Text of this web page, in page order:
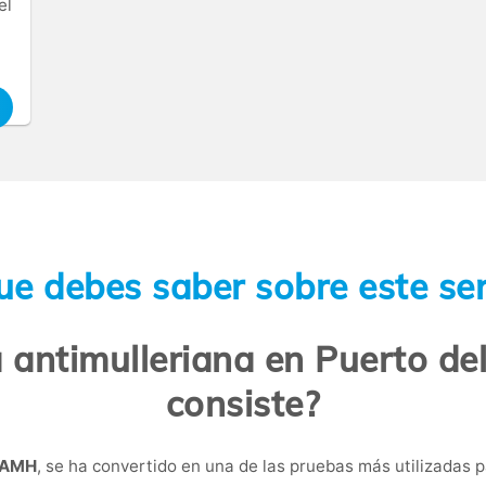
debes saber sobre este
en Puerto
consiste?
, se ha convertido en una de las pruebas más utilizadas